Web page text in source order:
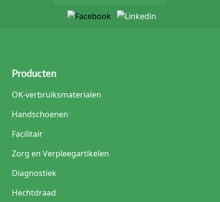
Producten
OK-verbruiksmaterialen
Handschoenen
Facilitair
Zorg en Verpleegartikelen
Diagnostiek
Hechtdraad